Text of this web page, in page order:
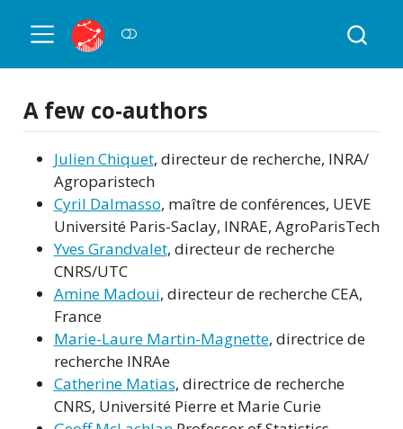
A few co-authors
Julien Chiquet, directeur de recherche, INRA/
Agroparistech
Cyril Dalmasso, maître de conférences, UEVE
Université Paris-Saclay, INRAE, AgroParisTech
Yves Grandvalet, directeur de recherche
CNRS/UTC
Amine Madoui, directeur de recherche CEA,
France
Marie-Laure Martin-Magnette, directrice de
recherche INRAe
Catherine Matias, directrice de recherche
CNRS, Université Pierre et Marie Curie